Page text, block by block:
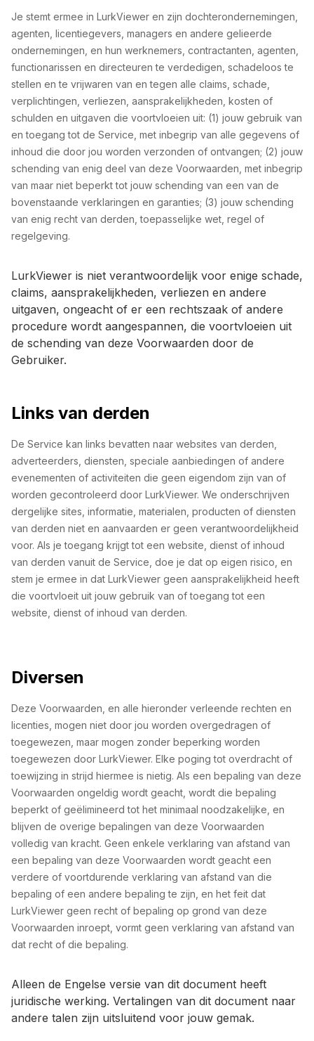
Je stemt ermee in LurkViewer en zijn dochterondernemingen,
agenten, licentiegevers, managers en andere gelieerde
ondernemingen, en hun werknemers, contractanten, agenten,
functionarissen en directeuren te verdedigen, schadeloos te
stellen en te vrijwaren van en tegen alle claims, schade,
verplichtingen, verliezen, aansprakelijkheden, kosten of
schulden en uitgaven die voortvloeien uit: (1) jouw gebruik van
en toegang tot de Service, met inbegrip van alle gegevens of
inhoud die door jou worden verzonden of ontvangen; (2) jouw
schending van enig deel van deze Voorwaarden, met inbegrip
van maar niet beperkt tot jouw schending van een van de
bovenstaande verklaringen en garanties; (3) jouw schending
van enig recht van derden, toepasselijke wet, regel of
regelgeving.
LurkViewer is niet verantwoordelijk voor enige schade,
claims, aansprakelijkheden, verliezen en andere
uitgaven, ongeacht of er een rechtszaak of andere
procedure wordt aangespannen, die voortvloeien uit
de schending van deze Voorwaarden door de
Gebruiker.
Links van derden
De Service kan links bevatten naar websites van derden,
adverteerders, diensten, speciale aanbiedingen of andere
evenementen of activiteiten die geen eigendom zijn van of
worden gecontroleerd door LurkViewer. We onderschrijven
dergelijke sites, informatie, materialen, producten of diensten
van derden niet en aanvaarden er geen verantwoordelijkheid
voor. Als je toegang krijgt tot een website, dienst of inhoud
van derden vanuit de Service, doe je dat op eigen risico, en
stem je ermee in dat LurkViewer geen aansprakelijkheid heeft
die voortvloeit uit jouw gebruik van of toegang tot een
website, dienst of inhoud van derden.
Diversen
Deze Voorwaarden, en alle hieronder verleende rechten en
licenties, mogen niet door jou worden overgedragen of
toegewezen, maar mogen zonder beperking worden
toegewezen door LurkViewer. Elke poging tot overdracht of
toewijzing in strijd hiermee is nietig. Als een bepaling van deze
Voorwaarden ongeldig wordt geacht, wordt die bepaling
beperkt of geëlimineerd tot het minimaal noodzakelijke, en
blijven de overige bepalingen van deze Voorwaarden
volledig van kracht. Geen enkele verklaring van afstand van
een bepaling van deze Voorwaarden wordt geacht een
verdere of voortdurende verklaring van afstand van die
bepaling of een andere bepaling te zijn, en het feit dat
LurkViewer geen recht of bepaling op grond van deze
Voorwaarden inroept, vormt geen verklaring van afstand van
dat recht of die bepaling.
Alleen de Engelse versie van dit document heeft
juridische werking. Vertalingen van dit document naar
andere talen zijn uitsluitend voor jouw gemak.